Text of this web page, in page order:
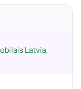
Latvia,